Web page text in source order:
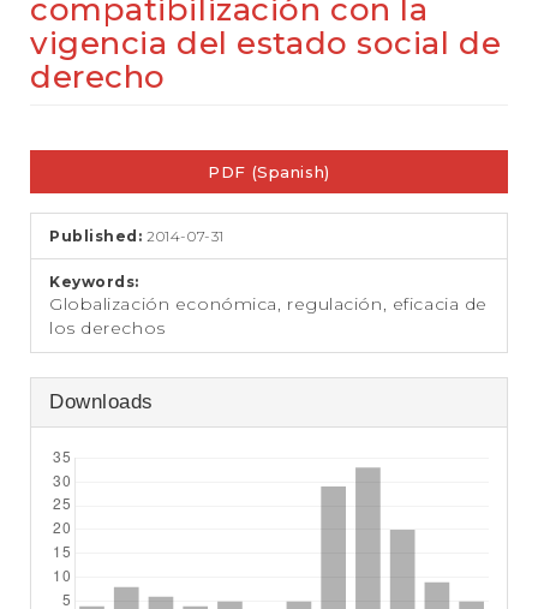
n
t
S
e
a
r
compatibilización con la
vigencia del estado social de
derecho
Article
Sidebar
PDF (Spanish)
Published:2014-07-31
Keywords:
Globalización económica, regulación, eficacia de
los derechos
Downloads